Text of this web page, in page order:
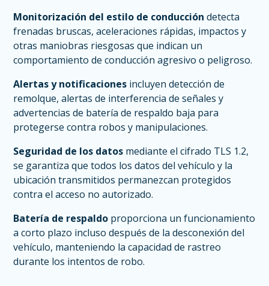
Monitorización del estilo de conducción detecta
frenadas bruscas, aceleraciones rápidas, impactos y
otras maniobras riesgosas que indican un
comportamiento de conducción agresivo o peligroso.
Alertas y notificaciones incluyen detección de
remolque, alertas de interferencia de señales y
advertencias de batería de respaldo baja para
protegerse contra robos y manipulaciones.
Seguridad de los datos mediante el cifrado TLS 1.2,
se garantiza que todos los datos del vehículo y la
ubicación transmitidos permanezcan protegidos
contra el acceso no autorizado.
Batería de respaldo proporciona un funcionamiento
a corto plazo incluso después de la desconexión del
vehículo, manteniendo la capacidad de rastreo
durante los intentos de robo.